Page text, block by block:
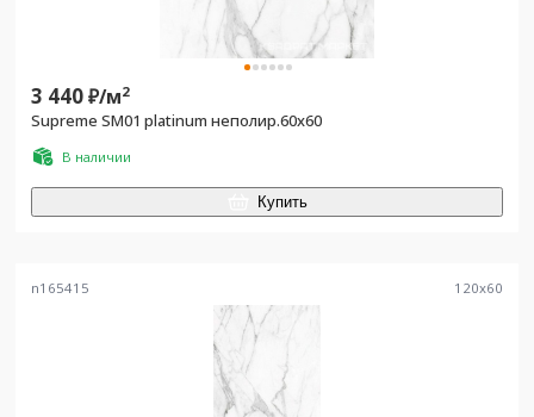
3 440₽/м2
Supreme SM01 platinum неполир.60х60
В наличии
Купить
n165415 120x60